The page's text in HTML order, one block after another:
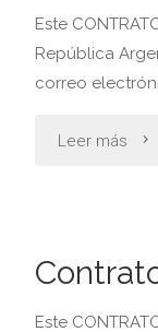
Este
República
correo
Leer más
de
Este